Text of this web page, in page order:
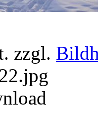
zzgl.